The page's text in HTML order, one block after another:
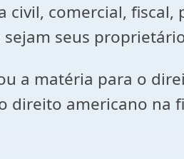
comercial,
seus
para o
americano na